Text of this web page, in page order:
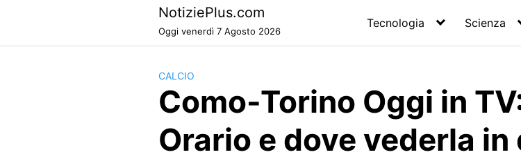
NotiziePlus.com
Oggi venerdì 7 Agosto 2026
Tecnologia Scienza
CALCIO
Como-Torino Oggi in
Orario e dove vederla